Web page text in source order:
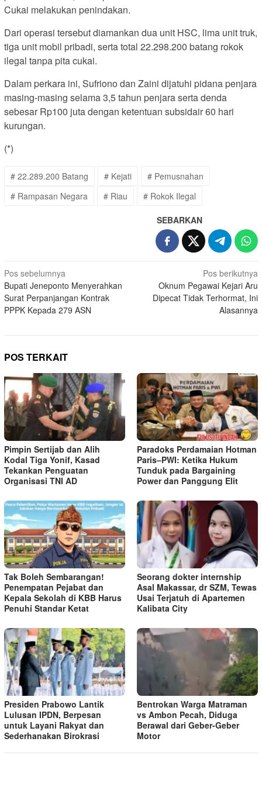
Cukai melakukan penindakan.
Dari operasi tersebut diamankan dua unit HSC, lima unit truk,
tiga unit mobil pribadi, serta total 22.298.200 batang rokok
ilegal tanpa pita cukai.
Dalam perkara ini, Sufriono dan Zaini dijatuhi pidana penjara
masing-masing selama 3,5 tahun penjara serta denda
sebesar Rp100 juta dengan ketentuan subsidair 60 hari
kurungan.
(*)
# 22.289.200 Batang # Kejati
# Pemusnahan
# Rampasan Negara
# Riau # Rokok Ilegal
SEBARKAN
Navigasi
pos
Pos sebelumnya
Bupati Jeneponto Menyerahkan
Surat Perpanjangan Kontrak
PPPK Kepada 279 ASN
Pos berikutnya
Oknum Pegawai Kejari Aru
Dipecat Tidak Terhormat, Ini
Alasannya
POS TERKAIT
Pimpin Sertijab dan Alih
Kodal Tiga Yonif, Kasad
Tekankan Penguatan
Organisasi TNI AD
Paradoks Perdamaian Hotman
Paris–PWI: Ketika Hukum
Tunduk pada Bargaining
Power dan Panggung Elit
Tak Boleh Sembarangan!
Penempatan Pejabat dan
Kepala Sekolah di KBB Harus
Penuhi Standar Ketat ​
Seorang dokter internship
Asal Makassar, dr SZM, Tewas
Usai Terjatuh di Apartemen
Kalibata City
Presiden Prabowo Lantik
Lulusan IPDN, Berpesan
untuk Layani Rakyat dan
Sederhanakan Birokrasi
Bentrokan Warga Matraman
vs Ambon Pecah, Diduga
Berawal dari Geber-Geber
Motor